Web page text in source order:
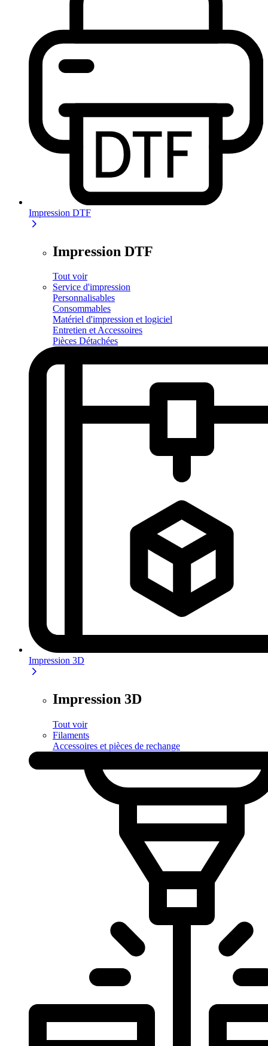
Impression DTF
Impression DTF
Tout voir
Service d'impression
Personnalisables
Consommables
Matériel d'impression et logiciel
Entretien et Accessoires
Pièces Détachées
Impression 3D
Impression 3D
Tout voir
Filaments
Accessoires et pièces de rechange